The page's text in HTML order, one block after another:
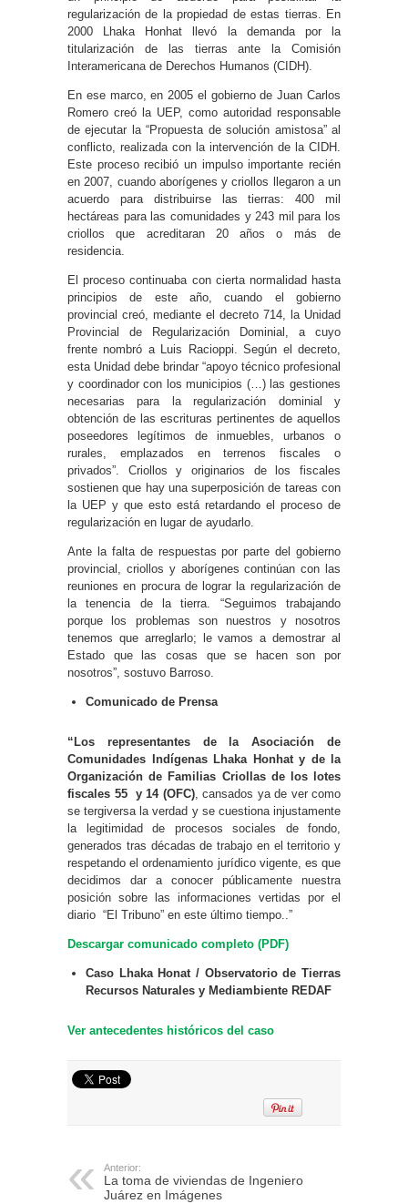
regularización de la propiedad de estas tierras. En
2000 Lhaka Honhat llevó la demanda por la
titularización de las tierras ante la Comisión
Interamericana de Derechos Humanos (CIDH).
En ese marco, en 2005 el gobierno de Juan Carlos
Romero creó la UEP, como autoridad responsable
de ejecutar la “Propuesta de solución amistosa” al
conflicto, realizada con la intervención de la CIDH.
Este proceso recibió un impulso importante recién
en 2007, cuando aborígenes y criollos llegaron a un
acuerdo para distribuirse las tierras: 400 mil
hectáreas para las comunidades y 243 mil para los
criollos que acreditaran 20 años o más de
residencia.
El proceso continuaba con cierta normalidad hasta
principios de este año, cuando el gobierno
provincial creó, mediante el decreto 714, la Unidad
Provincial de Regularización Dominial, a cuyo
frente nombró a Luis Racioppi. Según el decreto,
esta Unidad debe brindar “apoyo técnico profesional
y coordinador con los municipios (…) las gestiones
necesarias para la regularización dominial y
obtención de las escrituras pertinentes de aquellos
poseedores legítimos de inmuebles, urbanos o
rurales, emplazados en terrenos fiscales o
privados”. Criollos y originarios de los fiscales
sostienen que hay una superposición de tareas con
la UEP y que esto está retardando el proceso de
regularización en lugar de ayudarlo.
Ante la falta de respuestas por parte del gobierno
provincial, criollos y aborígenes continúan con las
reuniones en procura de lograr la regularización de
la tenencia de la tierra. “Seguimos trabajando
porque los problemas son nuestros y nosotros
tenemos que arreglarlo; le vamos a demostrar al
Estado que las cosas que se hacen son por
nosotros”, sostuvo Barroso.
Comunicado de Prensa
“Los representantes de la Asociación de
Comunidades Indígenas Lhaka Honhat y de la
Organización de Familias Criollas de los lotes
fiscales 55 y 14 (OFC), cansados ya de ver como
se tergiversa la verdad y se cuestiona injustamente
la legitimidad de procesos sociales de fondo,
generados tras décadas de trabajo en el territorio y
respetando el ordenamiento jurídico vigente, es que
decidimos dar a conocer públicamente nuestra
posición sobre las informaciones vertidas por el
diario “El Tribuno” en este último tiempo..”
Descargar comunicado completo (PDF)
Caso Lhaka Honat / Observatorio de Tierras
Recursos Naturales y Mediambiente REDAF
Ver antecedentes históricos del caso
Anterior:
La toma de viviendas de Ingeniero
Juárez en Imágenes